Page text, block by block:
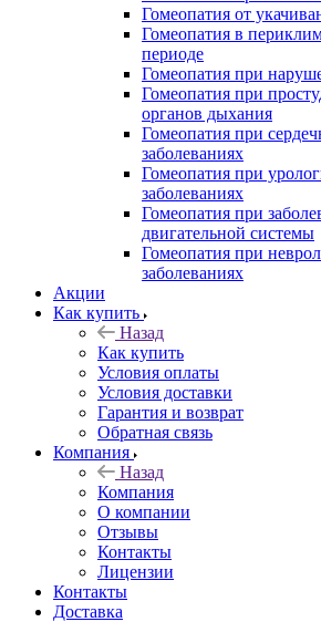
Гомеопатия от
Гомеопатия в
периоде
Гомеопатия при
Гомеопатия при
органов дыхания
Гомеопатия при
заболеваниях
Гомеопатия при
заболеваниях
Гомеопатия при
двигательной системы
Гомеопатия при
заболеваниях
Акции
Как купить
Назад
Как купить
Условия оплаты
Условия доставки
Гарантия и возврат
Обратная связь
Компания
Назад
Компания
О компании
Отзывы
Контакты
Лицензии
Контакты
Доставка